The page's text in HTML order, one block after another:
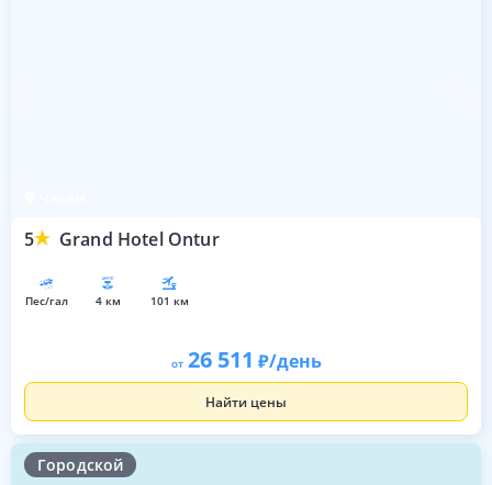
5 Grand Hotel Ontur
пес/гал 4 км 101 км
от 26 511 /день
Найти цены
Городской